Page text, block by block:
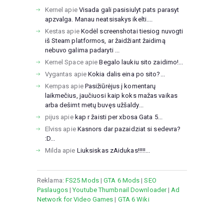
Kernel apie Visada gali pasisiulyt pats parasyt
apzvalga. Manau neatsisakys ikelti....
Kestas apie Kodėl screenshotai tiesiog nuvogti
iš Steam platformos, ar žaidžiant žaidimą
nebuvo galima padaryti ...
Kernel SpaceapieBegalo laukiu sito zaidimo!...
Vygantas apieKokia dalis eina po sito?...
Kempas apie Pasižiūrėjus į komentarų
laikmečius, jaučiuosi kaip koks mažas vaikas
arba dešimt metų buvęs užšaldy...
pijus apie kap r žaisti per xbosa Gata 5...
Elviss apie Kasnors dar pazaidziat si sedevra?
:D...
Milda apie Liuksiskas zAidukas!!!!!...
Reklama: FS25 Mods|GTA 6 Mods |SEO
Paslaugos|Youtube Thumbnail Downloader| Ad
Network for Video Games | GTA 6 Wiki